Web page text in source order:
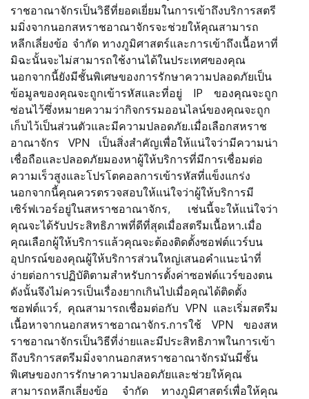
ราชอาณาจักรเป็นวิธีที่ยอดเยี่ยมในการเข้าถึงบริการสตรี
มมิ่งจากนอกสหราชอาณาจักรจะช่วยให้คุณสามารถ
หลีกเลี่ยงข้อ จำกัด ทางภูมิศาสตร์และการเข้าถึงเนื้อหาที่
มิฉะนั้นจะไม่สามารถใช้งานได้ในประเทศของคุณ
นอกจากนี้ยังมีชั้นพิเศษของการรักษาความปลอดภัยเป็น
ข้อมูลของคุณจะถูกเข้ารหัสและที่อยู่ IP ของคุณจะถูก
ซ่อนไว้ซึ่งหมายความว่ากิจกรรมออนไลน์ของคุณจะถูก
เก็บไว้เป็นส่วนตัวและมีความปลอดภัย.เมื่อเลือกสหราช
อาณาจักร VPN เป็นสิ่งสำคัญเพื่อให้แน่ใจว่ามีความน่า
เชื่อถือและปลอดภัยมองหาผู้ให้บริการที่มีการเชื่อมต่อ
ความเร็วสูงและโปรโตคอลการเข้ารหัสที่แข็งแกร่ง
นอกจากนี้คุณควรตรวจสอบให้แน่ใจว่าผู้ให้บริการมี
เซิร์ฟเวอร์อยู่ในสหราชอาณาจักร, เช่นนี้จะให้แน่ใจว่า
คุณจะได้รับประสิทธิภาพที่ดีที่สุดเมื่อสตรีมเนื้อหา.เมื่อ
คุณเลือกผู้ให้บริการแล้วคุณจะต้องติดตั้งซอฟต์แวร์บน
อุปกรณ์ของคุณผู้ให้บริการส่วนใหญ่เสนอคำแนะนำที่
ง่ายต่อการปฏิบัติตามสำหรับการตั้งค่าซอฟต์แวร์ของตน
ดังนั้นจึงไม่ควรเป็นเรื่องยากเกินไปเมื่อคุณได้ติดตั้ง
ซอฟต์แวร์, คุณสามารถเชื่อมต่อกับ VPN และเริ่มสตรีม
เนื้อหาจากนอกสหราชอาณาจักร.การใช้ VPN ของสห
ราชอาณาจักรเป็นวิธีที่ง่ายและมีประสิทธิภาพในการเข้า
ถึงบริการสตรีมมิ่งจากนอกสหราชอาณาจักรมันมีชั้น
พิเศษของการรักษาความปลอดภัยและช่วยให้คุณ
สามารถหลีกเลี่ยงข้อ จำกัด ทางภูมิศาสตร์เพื่อให้คุณ